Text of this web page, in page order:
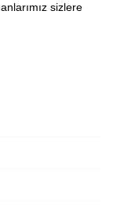
sizlere